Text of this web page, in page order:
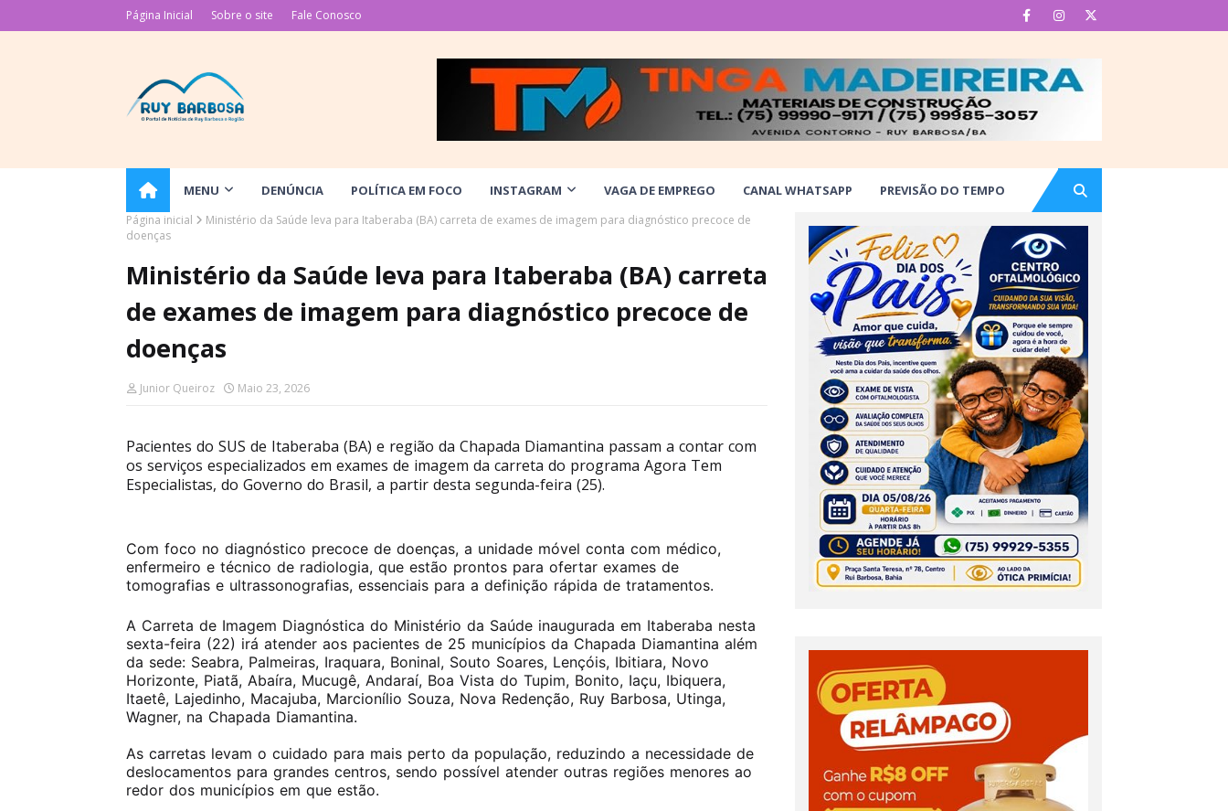
Página Inicial Sobre o site Fale Conosco
MENU DENÚNCIA POLÍTICA EM FOCO INSTAGRAM VAGA DE EMPREGO CANAL WHATSAPP PREVISÃO DO TEMPO
Página inicial
Ministério da Saúde leva para Itaberaba (BA) carreta de exames de imagem para diagnóstico precoce de
doenças
Ministério da Saúde leva para Itaberaba (BA) carreta
de exames de imagem para diagnóstico precoce de
doenças
Junior Queiroz Maio 23, 2026
Pacientes do SUS de Itaberaba (BA) e região da Chapada Diamantina passam a contar com
os serviços especializados em exames de imagem da carreta do programa Agora Tem
Especialistas, do Governo do Brasil, a partir desta segunda-feira (25).
Com foco no diagnóstico precoce de doenças, a unidade móvel conta com médico,
enfermeiro e técnico de radiologia, que estão prontos para ofertar exames de
tomografias e ultrassonografias, essenciais para a definição rápida de tratamentos.
A Carreta de Imagem Diagnóstica do Ministério da Saúde inaugurada em Itaberaba nesta
sexta-feira (22) irá atender aos pacientes de 25 municípios da Chapada Diamantina além
da sede: Seabra, Palmeiras, Iraquara, Boninal, Souto Soares, Lençóis, Ibitiara, Novo
Horizonte, Piatã, Abaíra, Mucugê, Andaraí, Boa Vista do Tupim, Bonito, Iaçu, Ibiquera,
Itaetê, Lajedinho, Macajuba, Marcionílio Souza, Nova Redenção, Ruy Barbosa, Utinga,
Wagner, na Chapada Diamantina.
As carretas levam o cuidado para mais perto da população, reduzindo a necessidade de
deslocamentos para grandes centros, sendo possível atender outras regiões menores ao
redor dos municípios em que estão.